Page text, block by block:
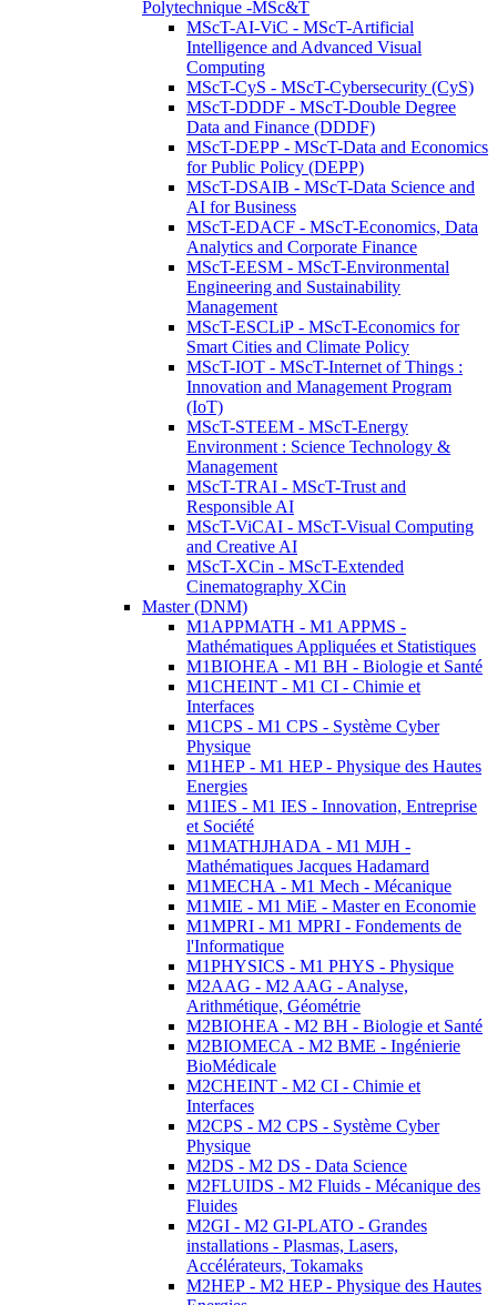
Polytechnique -MSc&T
MScT-AI-ViC - MScT-Artificial
Intelligence and Advanced Visual
Computing
MScT-CyS - MScT-Cybersecurity (CyS)
MScT-DDDF - MScT-Double Degree
Data and Finance (DDDF)
MScT-DEPP - MScT-Data and Economics
for Public Policy (DEPP)
MScT-DSAIB - MScT-Data Science and
AI for Business
MScT-EDACF - MScT-Economics, Data
Analytics and Corporate Finance
MScT-EESM - MScT-Environmental
Engineering and Sustainability
Management
MScT-ESCLiP - MScT-Economics for
Smart Cities and Climate Policy
MScT-IOT - MScT-Internet of Things :
Innovation and Management Program
(IoT)
MScT-STEEM - MScT-Energy
Environment : Science Technology &
Management
MScT-TRAI - MScT-Trust and
Responsible AI
MScT-ViCAI - MScT-Visual Computing
and Creative AI
MScT-XCin - MScT-Extended
Cinematography XCin
Master (DNM)
M1APPMATH - M1 APPMS -
Mathématiques Appliquées et Statistiques
M1BIOHEA - M1 BH - Biologie et Santé
M1CHEINT - M1 CI - Chimie et
Interfaces
M1CPS - M1 CPS - Système Cyber
Physique
M1HEP - M1 HEP - Physique des Hautes
Energies
M1IES - M1 IES - Innovation, Entreprise
et Société
M1MATHJHADA - M1 MJH -
Mathématiques Jacques Hadamard
M1MECHA - M1 Mech - Mécanique
M1MIE - M1 MiE - Master en Economie
M1MPRI - M1 MPRI - Fondements de
l'Informatique
M1PHYSICS - M1 PHYS - Physique
M2AAG - M2 AAG - Analyse,
Arithmétique, Géométrie
M2BIOHEA - M2 BH - Biologie et Santé
M2BIOMECA - M2 BME - Ingénierie
BioMédicale
M2CHEINT - M2 CI - Chimie et
Interfaces
M2CPS - M2 CPS - Système Cyber
Physique
M2DS - M2 DS - Data Science
M2FLUIDS - M2 Fluids - Mécanique des
Fluides
M2GI - M2 GI-PLATO - Grandes
installations - Plasmas, Lasers,
Accélérateurs, Tokamaks
M2HEP - M2 HEP - Physique des Hautes